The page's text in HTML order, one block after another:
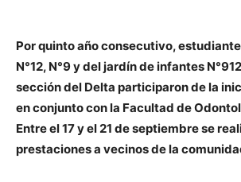
Por quinto año consecutivo,
N°12, N°9 y del jardín de infantes
sección del Delta participaron de la
en conjunto con la Facultad de
Entre el 17 y el 21 de septiembre se
prestaciones a vecinos de la